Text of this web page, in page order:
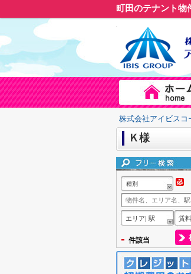
町田のテナント物
株式会社アイビスコ
Ｋ様
種別
エリア| 駅 賃料
- 件該当